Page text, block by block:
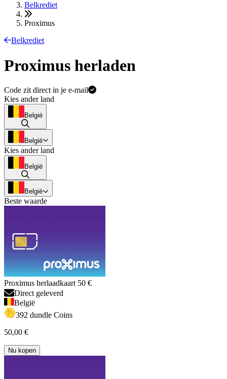
Belkrediet
Proximus
Belkrediet
Proximus herladen
Code zit direct in je e-mail
Kies ander land
België
België
Kies ander land
België
België
Beste waarde
Proximus herlaadkaart 50 €
Direct geleverd
België
392 dundle Coins
50,00 €
Nu kopen